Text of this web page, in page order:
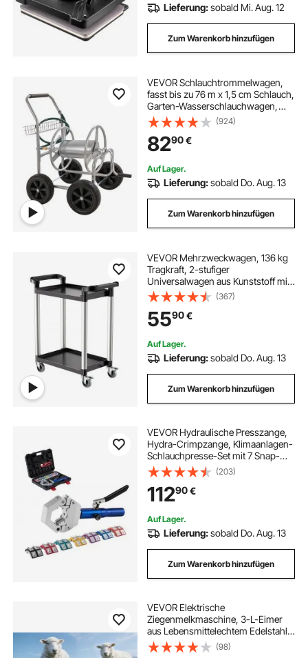
Lieferung:sobald Mi. Aug. 12
Zum Warenkorb hinzufügen
VEVOR Schlauchtrommelwagen,
fasst bis zu 76 m x 1,5 cm Schlauch,
Garten-Wasserschlauchwagen,
mobile Werkzeuge mit 4 Rädern
Stahl zum Pflanzen im Freien mit
Aufbewahrungskorb, für Garten,
Hof, Rasen
(924)
8290€
Auf Lager.
Lieferung:sobald Do. Aug. 13
Zum Warenkorb hinzufügen
VEVOR Mehrzweckwagen, 136 kg
Tragkraft, 2-stufiger
Universalwagen aus Kunststoff mit
360° Schwenkrädern (2 mit
Bremsen), 800x410x945 mm
großer Servierwagen für Lager,
Büro, Zuhause, Restaurant, Küche
(367)
5590€
Auf Lager.
Lieferung:sobald Do. Aug. 13
Zum Warenkorb hinzufügen
VEVOR Hydraulische Presszange,
Hydra-Crimpzange, Klimaanlagen-
Schlauchpresse-Set mit 7 Snap-
On-Einsätzen, Schlauch-
Crimpwerkzeug für Kfz- &
Klimaanlagenreparaturen – inkl.
Koffer
(203)
11290€
Auf Lager.
Lieferung:sobald Do. Aug. 13
Zum Warenkorb hinzufügen
VEVOR Elektrische
Ziegenmelkmaschine, 3-L-Eimer
aus Lebensmittelechtem Edelstahl,
Melkausrüstung mit 5200-mAh-
Akku, 2 Zitzengummis, Pulsations-
(98)